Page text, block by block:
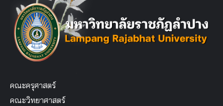
คณะครุศาสตร์
คณะวิทยาศาสตร์